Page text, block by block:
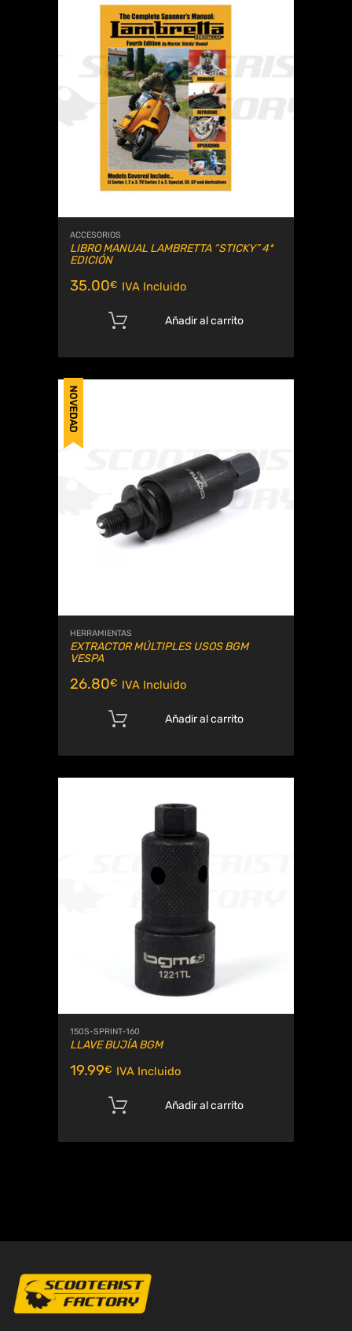
ACCESORIOS
LIBRO MANUAL LAMBRETTA “STICKY” 4ª
EDICIÓN
35.00€ IVA Incluido
Añadir al carrito
NOVEDAD
HERRAMIENTAS
EXTRACTOR MÚLTIPLES USOS BGM
VESPA
26.80€ IVA Incluido
Añadir al carrito
150S-SPRINT-160
LLAVE BUJÍA BGM
19.99€ IVA Incluido
Añadir al carrito